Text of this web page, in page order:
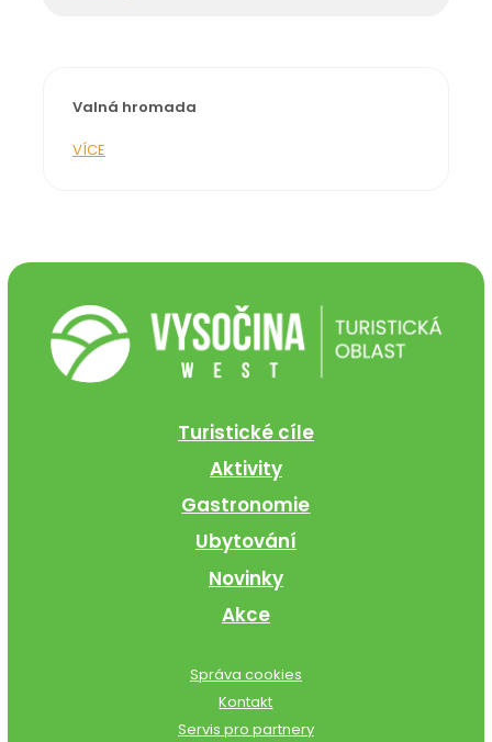
Valná hromada
Turistické cíle
Aktivity
Gastronomie
Ubytování
Novinky
Akce
Správa cookies
Kontakt
Servis pro partnery